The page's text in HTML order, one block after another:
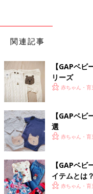
関連記事
【GAPベ
リーズ
赤ちゃん・育
【GAPベ
選
赤ちゃん・育
【GAPベ
イテムとは？
赤ちゃん・育